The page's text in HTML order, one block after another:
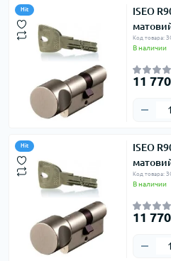
Hit
ISEO
Код товара:
В наличии
11
Hit
ISEO
Код товара:
В наличии
11